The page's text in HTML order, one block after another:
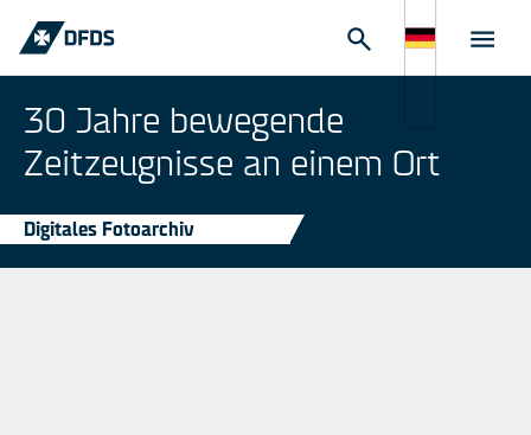
30 Jahre bewegende
Zeitzeugnisse an einem Ort
Digitales Fotoarchiv